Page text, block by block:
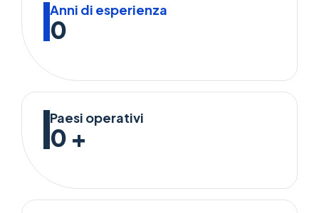
Anni di esperienza
0
Paesi operativi
0 +